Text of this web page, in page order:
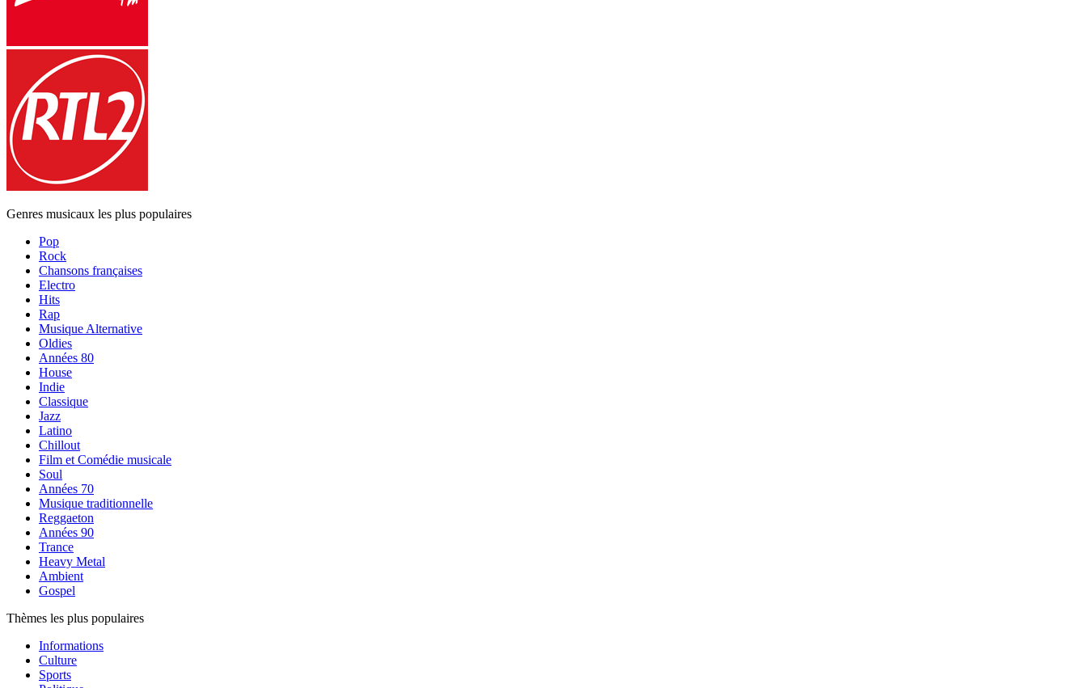
Genres musicaux les plus populaires
Pop
Rock
Chansons françaises
Electro
Hits
Rap
Musique Alternative
Oldies
Années 80
House
Indie
Classique
Jazz
Latino
Chillout
Film et Comédie musicale
Soul
Années 70
Musique traditionnelle
Reggaeton
Années 90
Trance
Heavy Metal
Ambient
Gospel
Thèmes les plus populaires
Informations
Culture
Sports